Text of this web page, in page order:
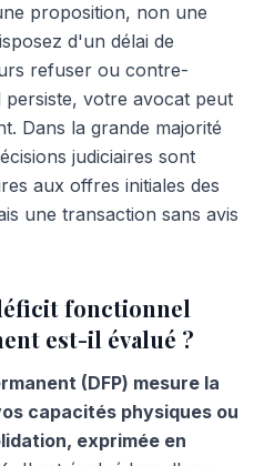
proposition, non une
d'un délai de
refuser ou contre-
votre avocat peut
Dans la grande majorité
judiciaires sont
aux offres initiales des
une transaction sans avis
fonctionnel
est-il évalué ?
(DFP) mesure la
capacités physiques ou
exprimée en